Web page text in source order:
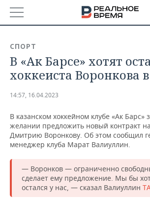
БАШКОРТОСТАН
ТАТАРСТАН
НОВОСТИ
АНАЛИТИКА
ДЕКЛАРАЦИИ О ДОХОДАХ
КОРОЛИ ГОСЗАКАЗА ПФО
ВУЗЫ ТАТАРСТАНА
КОМУ ПРИНАДЛЕЖАТ
НОВОСТИ ЭКОНОМИКИ
ФИНАНСЫ
БАНКИ
ПРОМЫШЛЕННОСТЬ
НОВОСТИ
АГРОПРОМ
НЕДВИЖИМОСТЬ
НОВОСТИ НЕДВИЖИМОСТИ
АВТО
НОВОСТИ АВТО
БИЗНЕС
СПОРТ
В «Ак Барсе» хотят
хоккеиста Воронкова
14:57, 16.04.2023
В казанском хоккейном клубе «Ак Барс»
желании предложить новый контракт
Дмитрию Воронкову. Об этом сообщил
менеджер клуба Марат Валиуллин.
— Воронков — ограниченно
сделает ему предложение. Мы бы
остался у нас, — сказал Валиуллин